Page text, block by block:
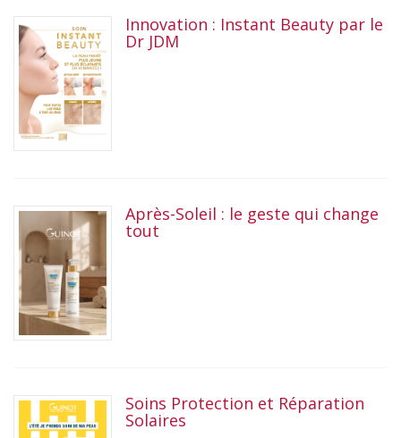
Innovation : Instant Beauty par le
Dr JDM
Après-Soleil : le geste qui change
tout
Soins Protection et Réparation
Solaires